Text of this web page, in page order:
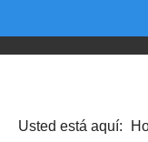
Usted está aquí: